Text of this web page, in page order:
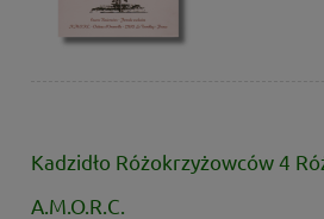
Kadzidło Różokrzyżowców 4
A.M.O.R.C.